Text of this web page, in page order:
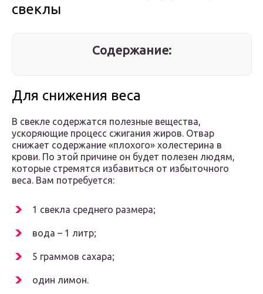
свеклы
Содержание:
Для снижения веса
В свекле содержатся полезные вещества,
ускоряющие процесс сжигания жиров. Отвар
снижает содержание «плохого» холестерина в
крови. По этой причине он будет полезен людям,
которые стремятся избавиться от избыточного
веса. Вам потребуется:
1 свекла среднего размера;
вода – 1 литр;
5 граммов сахара;
один лимон.